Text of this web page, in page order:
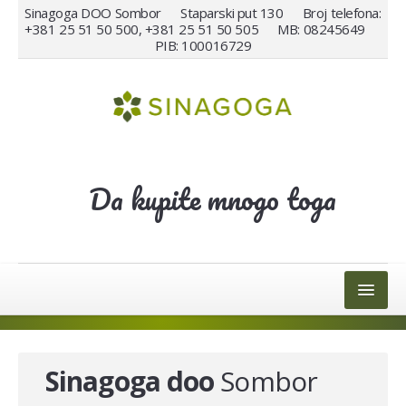
Sinagoga DOO Sombor Staparski put 130 Broj telefona:
+381 25 51 50 500, +381 25 51 50 505 MB: 08245649
PIB: 100016729
Da kupite mnogo toga
VELEPRODAJA
Sinagoga dooSombor